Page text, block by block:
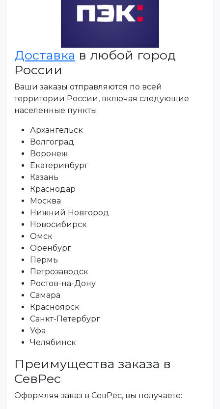
Доставка в любой город
России
Ваши заказы отправляются по всей
территории России, включая следующие
населенные пункты:
Архангельск
Волгоград
Воронеж
Екатеринбург
Казань
Краснодар
Москва
Нижний Новгород
Новосибирск
Омск
Оренбург
Пермь
Петрозаводск
Ростов-на-Дону
Самара
Красноярск
Санкт-Петербург
Уфа
Челябинск
Преимущества заказа в
СевРес
Оформляя заказ в СевРес, вы получаете: